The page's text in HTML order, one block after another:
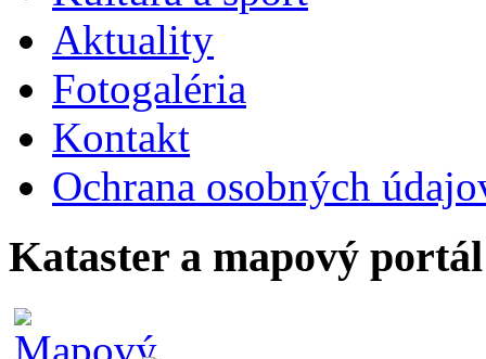
Aktuality
Fotogaléria
Kontakt
Ochrana osobných
Kataster a mapový portál